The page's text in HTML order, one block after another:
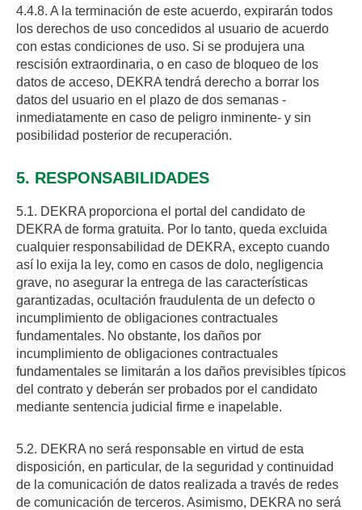
4.4.8. A la terminación de este acuerdo, expirarán todos
los derechos de uso concedidos al usuario de acuerdo
con estas condiciones de uso. Si se produjera una
rescisión extraordinaria, o en caso de bloqueo de los
datos de acceso, DEKRA tendrá derecho a borrar los
datos del usuario en el plazo de dos semanas -
inmediatamente en caso de peligro inminente- y sin
posibilidad posterior de recuperación.
5. RESPONSABILIDADES
5.1. DEKRA proporciona el portal del candidato de
DEKRA de forma gratuita. Por lo tanto, queda excluida
cualquier responsabilidad de DEKRA, excepto cuando
así lo exija la ley, como en casos de dolo, negligencia
grave, no asegurar la entrega de las características
garantizadas, ocultación fraudulenta de un defecto o
incumplimiento de obligaciones contractuales
fundamentales. No obstante, los daños por
incumplimiento de obligaciones contractuales
fundamentales se limitarán a los daños previsibles típicos
del contrato y deberán ser probados por el candidato
mediante sentencia judicial firme e inapelable.
5.2. DEKRA no será responsable en virtud de esta
disposición, en particular, de la seguridad y continuidad
de la comunicación de datos realizada a través de redes
de comunicación de terceros. Asimismo, DEKRA no será